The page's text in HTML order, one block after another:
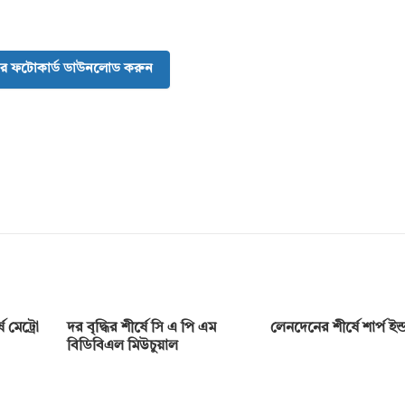
ফটোকার্ড ডাউনলোড করুন
মেট্রো
দর বৃদ্ধির শীর্ষে সি এ পি এম
বিডিবিএল মিউচুয়াল
লেনদেনের শীর্ষে শার্প